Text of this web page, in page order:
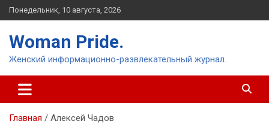
Перейти
к
Понедельник, 10 августа, 2026
Woman Pride.
Женский информационно-развлекательный журнал.
Главная Алексей Чадов